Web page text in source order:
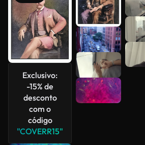
Exclusivo:
-15% de
desconto
com o
código
"COVERR15"